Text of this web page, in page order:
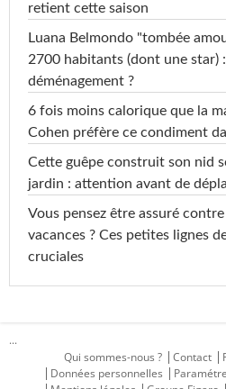
retient cette saison
Luana Belmondo "tombée
2700 habitants (dont une star)
déménagement ?
6 fois moins calorique que la
Cohen préfère ce condiment
Cette guêpe construit son nid
jardin : attention avant de
Vous pensez être assuré
vacances ? Ces petites lignes
cruciales
...
Qui sommes-nous ?
Contact
Données personnelles